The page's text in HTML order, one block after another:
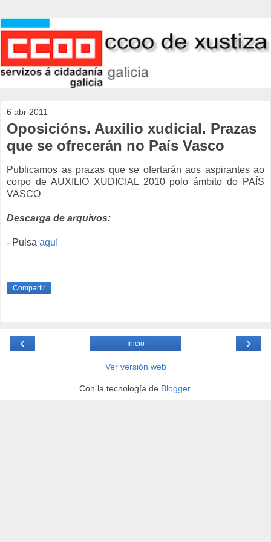
6 abr 2011
Oposicións. Auxilio xudicial. Prazas
que se ofrecerán no País Vasco
Publicamos as prazas que se ofertarán aos aspirantes ao
corpo de AUXILIO XUDICIAL 2010 polo ámbito do PAÍS
VASCO
Descarga de arquivos:
- Pulsa aquí
Compartir
‹ ›
Inicio
Ver versión web
Con la tecnología de Blogger.